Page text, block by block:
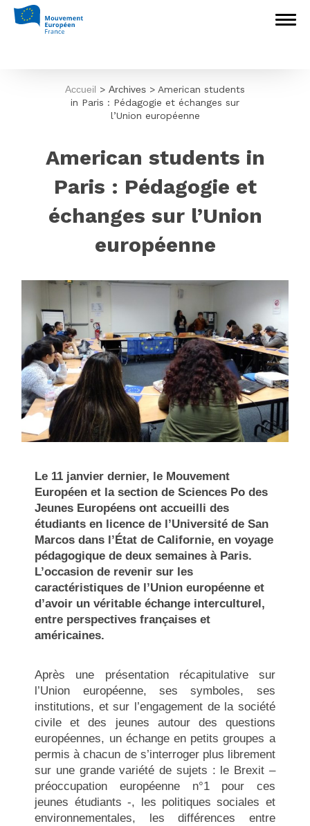
Accueil > Archives > American students
in Paris : Pédagogie et échanges sur
l’Union européenne
American students in
Paris : Pédagogie et
échanges sur l’Union
européenne
Le 11 janvier dernier, le Mouvement
Européen et la section de Sciences Po des
Jeunes Européens ont accueilli des
étudiants en licence de l’Université de San
Marcos dans l’État de Californie, en voyage
pédagogique de deux semaines à Paris.
L’occasion de revenir sur les
caractéristiques de l’Union européenne et
d’avoir un véritable échange interculturel,
entre perspectives françaises et
américaines.
Après une présentation récapitulative sur
l’Union européenne, ses symboles, ses
institutions, et sur l’engagement de la société
civile et des jeunes autour des questions
européennes, un échange en petits groupes a
permis à chacun de s’interroger plus librement
sur une grande variété de sujets : le Brexit –
préoccupation européenne n°1 pour ces
jeunes étudiants -, les politiques sociales et
environnementales, les différences entre